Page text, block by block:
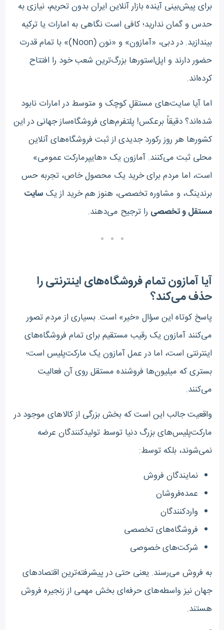
برای پیش‌بینی آینده بازار آنلاین ایران بدون تحریم، نیازی به
حدس و گمان ندارید؛ کافی است نگاهی به امارات یا ترکیه
بیندازید. در دبی، «آمازون» و «نون (Noon)» با تمام قدرت
حضور دارند و اپل‌استورها بزرگ‌ترین شعب خود را افتتاح
کرده‌اند.
اما آیا سایت‌های مستقلِ کوچک و متوسط در امارات نابود
شده‌اند؟ دقیقاً برعکس! پلتفرم‌های فروشگاه‌ساز جهانی در این
کشورها هر روز رکورد جدیدی از ثبت فروشگاه‌های آنلاین
محلی ثبت می‌کنند. آمازون یک «هایپرمارکت عمومی»
است، اما مردم برای خرید یک محصول خاص، تجربه حس
برندینگ، و مشاوره تخصصی، هنوز هم خرید از یکسایت
مستقل و تخصصی را ترجیح می‌دهند.
آیا آمازون تمام فروشگاه‌های اینترنتی را
حذف می‌کند؟
پاسخ کوتاه این سؤال «خیر» است. بسیاری از مردم تصور
می‌کنند آمازون یک رقیب مستقیم برای تمام فروشگاه‌های
اینترنتی است، اما در عمل آمازون یک مارکت‌پلیس است؛
بستری که میلیون‌ها فروشنده مستقل روی آن فعالیت
می‌کنند.
واقعیت جالب این است که بخش بزرگی از کالاهای موجود در
مارکت‌پلیس‌های بزرگ دنیا توسط تولیدکنندگان عرضه
نمی‌شوند، بلکه توسط:
نمایندگان فروش
عمده‌فروشان
واردکنندگان
فروشگاه‌های تخصصی
شرکت‌های خصوصی
به فروش می‌رسند. یعنی حتی در پیشرفته‌ترین اقتصادهای
جهان نیز واسطه‌های حرفه‌ای بخش مهمی از زنجیره فروش
هستند.